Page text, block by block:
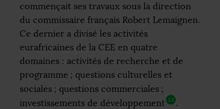
commençait ses travaux sous la direction
du commissaire français Robert Lemaignen.
Ce dernier a divisé les activités
eurafricaines de la CEE en quatre
domaines : activités de recherche et de
programme ; questions culturelles et
sociales ; questions commerciales ;
investissements de développement 13 .